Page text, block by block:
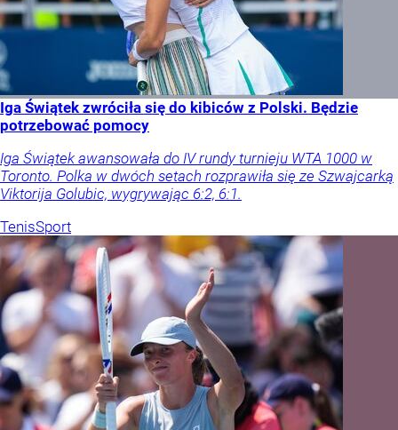
Iga Świątek zwróciła się do kibiców z Polski. Będzie
potrzebować pomocy
Iga Świątek awansowała do IV rundy turnieju WTA 1000 w
Toronto. Polka w dwóch setach rozprawiła się ze Szwajcarką
Viktorija Golubic, wygrywając 6:2, 6:1.
TenisSport